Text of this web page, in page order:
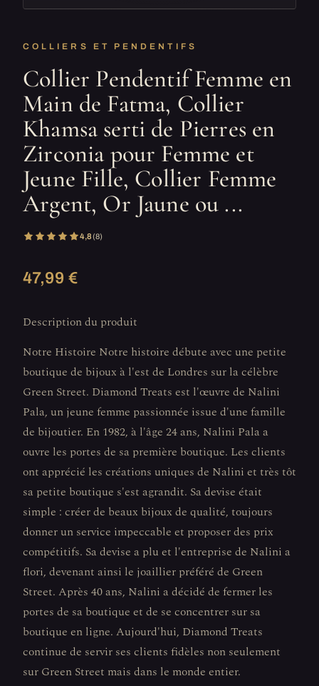
COLLIERS ET PENDENTIFS
Collier Pendentif Femme en
Main de Fatma, Collier
Khamsa serti de Pierres en
Zirconia pour Femme et
Jeune Fille, Collier Femme
Argent, Or Jaune ou ...
4,8(8)
47,99 €
Description du produit
Notre Histoire Notre histoire débute avec une petite
boutique de bijoux à l'est de Londres sur la célèbre
Green Street. Diamond Treats est l'œuvre de Nalini
Pala, un jeune femme passionnée issue d'une famille
de bijoutier. En 1982, à l'âge 24 ans, Nalini Pala a
ouvre les portes de sa première boutique. Les clients
ont apprécié les créations uniques de Nalini et très tôt
sa petite boutique s'est agrandit. Sa devise était
simple : créer de beaux bijoux de qualité, toujours
donner un service impeccable et proposer des prix
compétitifs. Sa devise a plu et l'entreprise de Nalini a
flori, devenant ainsi le joaillier préféré de Green
Street. Après 40 ans, Nalini a décidé de fermer les
portes de sa boutique et de se concentrer sur sa
boutique en ligne. Aujourd'hui, Diamond Treats
continue de servir ses clients fidèles non seulement
sur Green Street mais dans le monde entier.